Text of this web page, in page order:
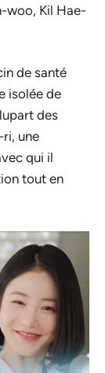
woo, Kil Hae-
de santé
isolée de
des
ri, une
qui il
tout en